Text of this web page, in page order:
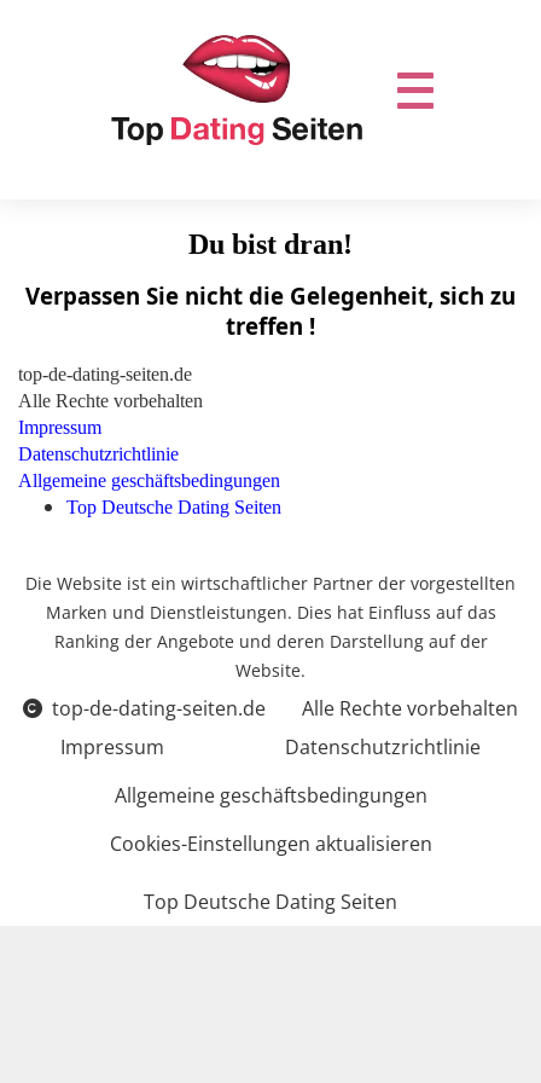
Du bist dran!
Verpassen Sie nicht die Gelegenheit, sich zu
treffen !
top-de-dating-seiten.de
Alle Rechte vorbehalten
Impressum
Datenschutzrichtlinie
Allgemeine geschäftsbedingungen
Top Deutsche Dating Seiten
Die Website ist ein wirtschaftlicher Partner der vorgestellten
Marken und Dienstleistungen. Dies hat Einfluss auf das
Ranking der Angebote und deren Darstellung auf der
Website.
top-de-dating-seiten.de
Alle Rechte vorbehalten
Impressum
Datenschutzrichtlinie
Allgemeine geschäftsbedingungen
Cookies-Einstellungen aktualisieren
Top Deutsche Dating Seiten